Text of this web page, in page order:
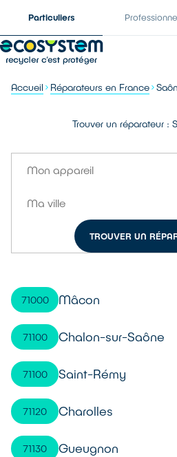
Particuliers
Accueil Réparateurs en France
Trouver un réparateur :
TROUVER UN
71000 Mâcon
71100 Chalon-sur-Saône
71100 Saint-Rémy
71120 Charolles
71130 Gueugnon